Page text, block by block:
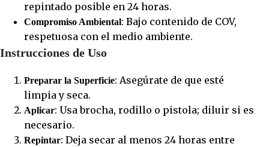
repintado posible en 24 horas.
Compromiso Ambiental: Bajo contenido de COV,
respetuosa con el medio ambiente.
Instrucciones de Uso
Preparar la Superficie: Asegúrate de que esté
limpia y seca.
Aplicar: Usa brocha, rodillo o pistola; diluir si es
necesario.
Repintar: Deja secar al menos 24 horas entre